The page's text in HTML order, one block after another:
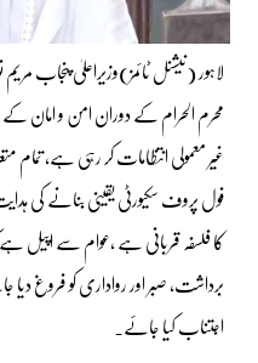
لاہور (نیشنل ٹائمز)وزیراعلیٰ پنجاب
محرم الحرام کے دوران امن و امان کے
غیر معمولی انتظامات کر رہی ہے، تمام
فول پروف سکیورٹی یقینی بنانے کی
کا فلسفہ قربانی ہے ،عوام سے اپیل
برداشت، صبر اور رواداری کو فروغ
اجتناب کیا جائے۔